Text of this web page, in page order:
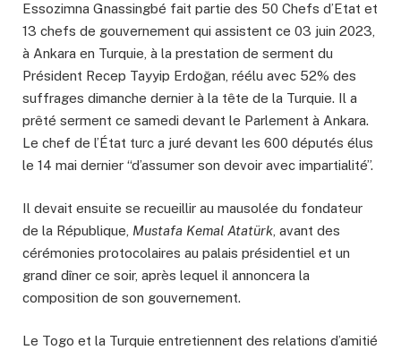
Essozimna Gnassingbé fait partie des 50 Chefs d’Etat et
13 chefs de gouvernement qui assistent ce 03 juin 2023,
à Ankara en Turquie, à la prestation de serment du
Président Recep Tayyip Erdoğan, réélu avec 52% des
suffrages dimanche dernier à la tête de la Turquie. Il a
prêté serment ce samedi devant le Parlement à Ankara.
Le chef de l’État turc a juré devant les 600 députés élus
le 14 mai dernier “d’assumer son devoir avec impartialité”.
Il devait ensuite se recueillir au mausolée du fondateur
de la République, Mustafa Kemal Atatürk , avant des
cérémonies protocolaires au palais présidentiel et un
grand dîner ce soir, après lequel il annoncera la
composition de son gouvernement.
Le Togo et la Turquie entretiennent des relations d’amitié